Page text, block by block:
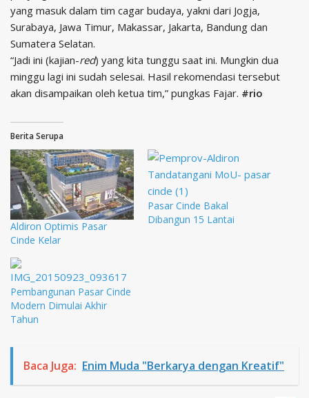
yang masuk dalam tim cagar budaya, yakni dari Jogja,
Surabaya, Jawa Timur, Makassar, Jakarta, Bandung dan
Sumatera Selatan.
“Jadi ini (kajian-red) yang kita tunggu saat ini. Mungkin dua
minggu lagi ini sudah selesai. Hasil rekomendasi tersebut
akan disampaikan oleh ketua tim,” pungkas Fajar. #rio
Berita Serupa
Aldiron Optimis Pasar
Cinde Kelar
Pasar Cinde Bakal
Dibangun 15 Lantai
Pembangunan Pasar Cinde
Modern Dimulai Akhir
Tahun
Baca Juga: Enim Muda "Berkarya dengan Kreatif"